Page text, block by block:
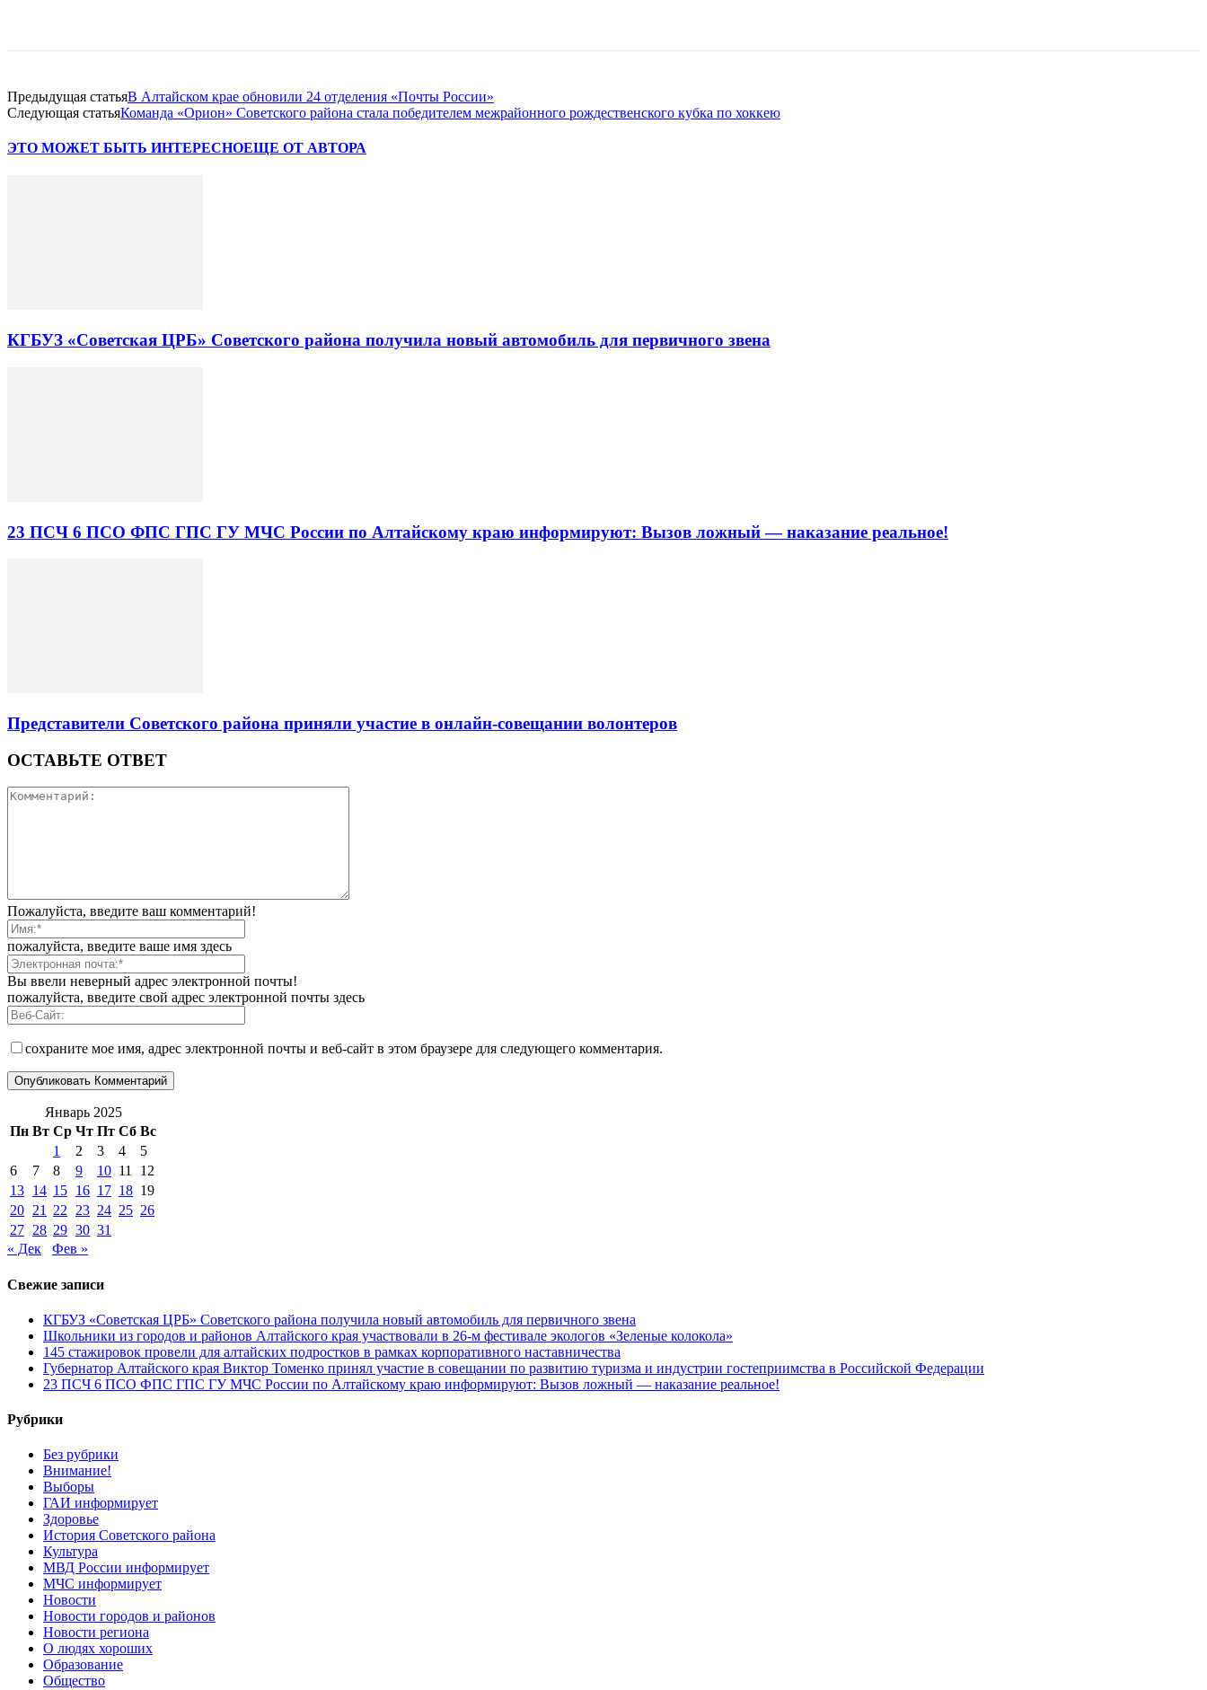
Предыдущая статьяВ Алтайском крае обновили 24 отделения «Почты России»
Следующая статьяКоманда «Орион» Советского района стала победителем межрайонного рождественского кубка по хоккею
ЭТО МОЖЕТ БЫТЬ ИНТЕРЕСНОЕЩЕ ОТ АВТОРА
КГБУЗ «Советская ЦРБ» Советского района получила новый автомобиль для первичного звена
23 ПСЧ 6 ПСО ФПС ГПС ГУ МЧС России по Алтайскому краю информируют: Вызов ложный — наказание реальное!
Представители Советского района приняли участие в онлайн-совещании волонтеров
ОСТАВЬТЕ ОТВЕТ
Пожалуйста, введите ваш комментарий!
пожалуйста, введите ваше имя здесь
Вы ввели неверный адрес электронной почты!
пожалуйста, введите свой адрес электронной почты здесь
сохраните мое имя, адрес электронной почты и веб-сайт в этом браузере для следующего комментария.
Январь 2025
Пн Вт Ср Чт Пт Сб Вс
1
2 3 4
5
6
7 8 9 10 11
12
13 14 15 16 17 18 19
20 21 22 23 24 25 26
27 28 29 30 31
« Дек
Фев »
Свежие записи
КГБУЗ «Советская ЦРБ» Советского района получила новый автомобиль для первичного звена
Школьники из городов и районов Алтайского края участвовали в 26-м фестивале экологов «Зеленые колокола»
145 стажировок провели для алтайских подростков в рамках корпоративного наставничества
Губернатор Алтайского края Виктор Томенко принял участие в совещании по развитию туризма и индустрии гостеприимства в Российской Федерации
23 ПСЧ 6 ПСО ФПС ГПС ГУ МЧС России по Алтайскому краю информируют: Вызов ложный — наказание реальное!
Рубрики
Без рубрики
Внимание!
Выборы
ГАИ информирует
Здоровье
История Советского района
Культура
МВД России информирует
МЧС информирует
Новости
Новости городов и районов
Новости региона
О людях хороших
Образование
Общество